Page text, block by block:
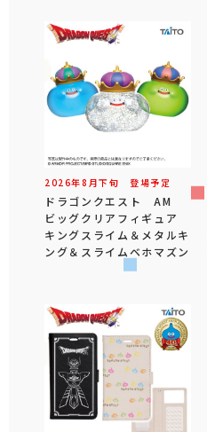
2026年8 月下旬 登場予定
ドラゴンクエスト AM
ビッグクリアフィギュア
キングスライム＆メタルキ
ング＆スライムベホマズン